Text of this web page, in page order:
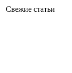
Свежие статьи